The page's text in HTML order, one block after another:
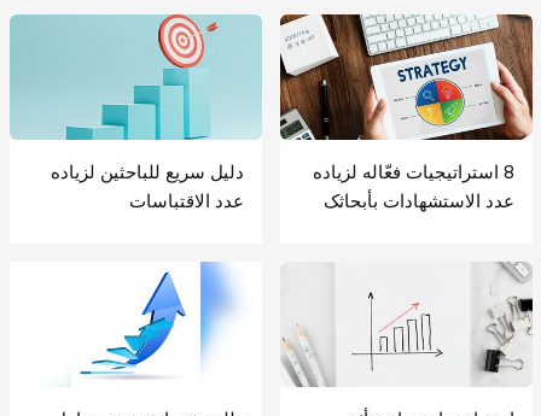
8 استراتیجیات فعّاله لزیاده
عدد الاستشهادات بأبحاثک
دلیل سریع للباحثین لزیاده
عدد الاقتباسات